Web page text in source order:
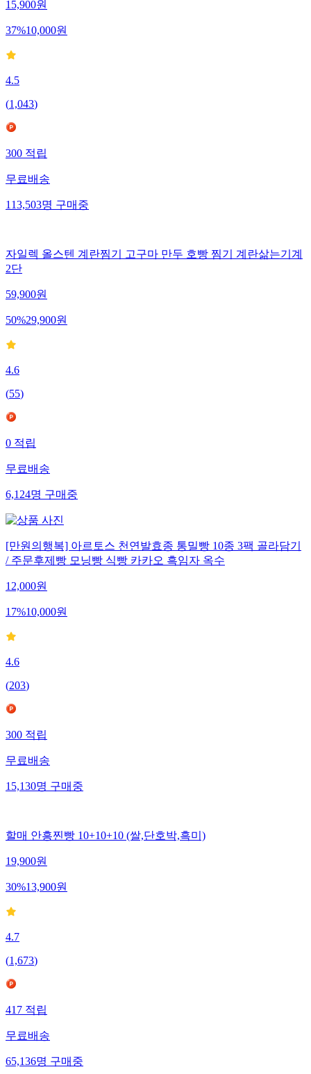
15,900원
37%10,000원
4.5
(1,043)
300 적립
무료배송
113,503명 구매중
자일렉 올스텐 계란찜기 고구마 만두 호빵 찜기 계란삶는기계
2단
59,900원
50%29,900원
4.6
(55)
0 적립
무료배송
6,124명 구매중
[만원의행복] 아르토스 천연발효종 통밀빵 10종 3팩 골라담기
/ 주문후제빵 모닝빵 식빵 카카오 흑임자 옥수
12,000원
17%10,000원
4.6
(203)
300 적립
무료배송
15,130명 구매중
할매 안흥찐빵 10+10+10 (쌀,단호박,흑미)
19,900원
30%13,900원
4.7
(1,673)
417적립
무료배송
65,136명구매중